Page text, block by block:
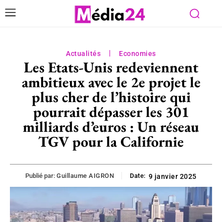
Actualités Economies
Les Etats-Unis redeviennent
ambitieux avec le 2e projet le
plus cher de l’histoire qui
pourrait dépasser les 301
milliards d’euros : Un réseau
TGV pour la Californie
Publié par: Guillaume AIGRON Date: 9 janvier 2025